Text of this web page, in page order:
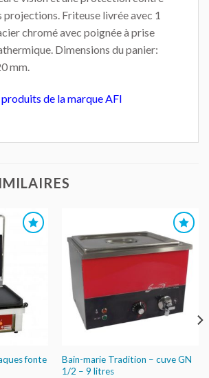
projections. Friteuse livrée avec 1
chromé avec poignée à prise
Dimensions du panier:
mm.
de la marque AFI
DEVIS
fonte
AJOUTER
AU DEVIS
Bain-marie Tradition – cuve GN
1/2 – 9 litres